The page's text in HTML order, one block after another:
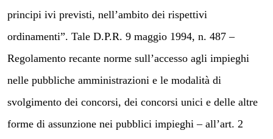
principi ivi previsti, nell’ambito dei rispettivi
ordinamenti”. Tale D.P.R. 9 maggio 1994, n. 487 –
Regolamento recante norme sull’accesso agli impieghi
nelle pubbliche amministrazioni e le modalità di
svolgimento dei concorsi, dei concorsi unici e delle altre
forme di assunzione nei pubblici impieghi – all’art. 2